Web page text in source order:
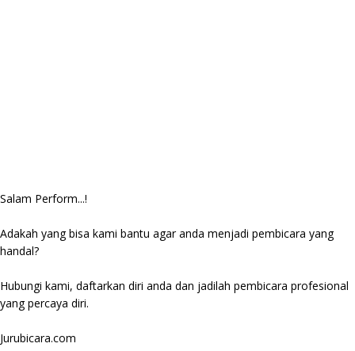
Salam Perform...!
Adakah yang bisa kami bantu agar anda menjadi pembicara yang
handal?
Hubungi kami, daftarkan diri anda dan jadilah pembicara profesional
yang percaya diri.
Jurubicara.com